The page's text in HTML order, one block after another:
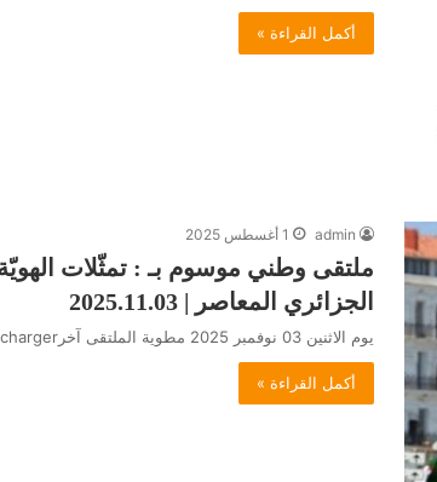
أكمل القراءة »
admin 1 أغسطس 2025
ملتقى وطني موسوم بـ : تمثّلات
الجزائري المعاصر | 2025.11.03
يوم الاثنين 03 نوفمبر 2025 مطوية الملتقى آخرTélécharger
أكمل القراءة »